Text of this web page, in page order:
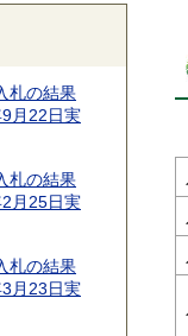
札の結果
9月22日実
札の結果
2月25日実
札の結果
3月23日実